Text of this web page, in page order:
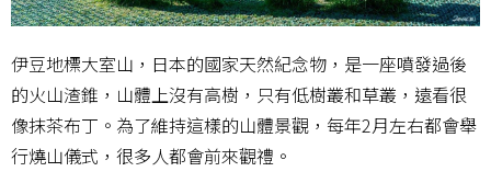
伊豆地標大室山，日本的國家天然紀念物，是一座噴發過後
的火山渣錐，山體上沒有高樹，只有低樹叢和草叢，遠看很
像抹茶布丁。為了維持這樣的山體景觀，每年2月左右都會舉
行燒山儀式，很多人都會前來觀禮。